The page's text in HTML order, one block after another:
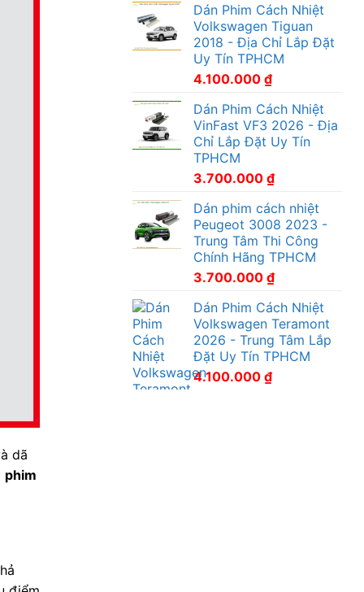
dã
phim
Dán Phim Cách Nhiệt
Volkswagen Tiguan
2018 - Địa Chỉ Lắp Đặt
Uy Tín TPHCM
4.100.000 ₫
Dán Phim Cách Nhiệt
VinFast VF3 2026 - Địa
Chỉ Lắp Đặt Uy Tín
TPHCM
3.700.000 ₫
Dán phim cách nhiệt
Peugeot 3008 2023 -
Trung Tâm Thi Công
Chính Hãng TPHCM
3.700.000 ₫
Dán Phim Cách Nhiệt
Volkswagen Teramont
2026 - Trung Tâm Lắp
Đặt Uy Tín TPHCM
4.100.000 ₫